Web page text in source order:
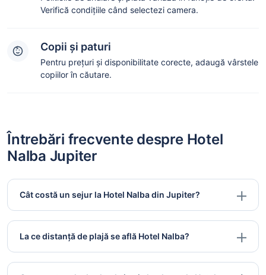
Verifică condițiile când selectezi camera.
Copii și paturi
Pentru prețuri și disponibilitate corecte, adaugă vârstele
copiilor în căutare.
Întrebări frecvente despre Hotel
Nalba Jupiter
Cât costă un sejur la Hotel Nalba din Jupiter?
La ce distanță de plajă se află Hotel Nalba?